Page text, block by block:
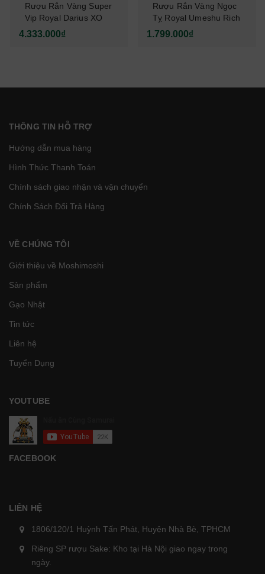
Rượu Rắn Vàng Super
Vip Royal Darius XO
2025 1000ml
4.333.000₫
Rượu Rắn Vàng Ngọc
Tỵ Royal Umeshu Rich
XO Premium 500ml
1.799.000₫
THÔNG TIN HỖ TRỢ
Hướng dẫn mua hàng
Hình Thức Thanh Toán
Chính sách giao nhận và vận chuyển
Chính Sách Đổi Trả Hàng
VỀ CHÚNG TÔI
Giới thiệu về Moshimoshi
Sản phẩm
Gạo Nhật
Tin tức
Liên hệ
Tuyển Dụng
YOUTUBE
FACEBOOK
LIÊN HỆ
1806/120/1 Huỳnh Tấn Phát, Huyện Nhà Bè, TPHCM
Riêng SP rượu Sake: Kho tại Hà Nội giao ngay trong
ngày.